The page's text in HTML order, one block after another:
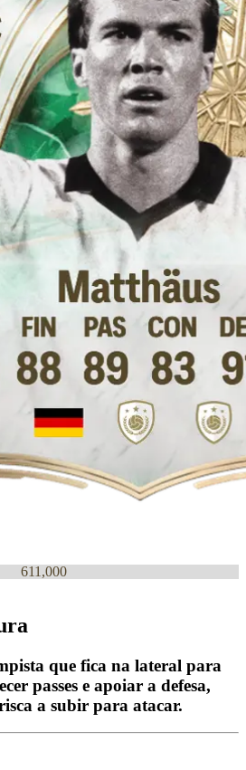
611,000
que fica na lateral para
passes e apoiar a defesa,
a subir para atacar.